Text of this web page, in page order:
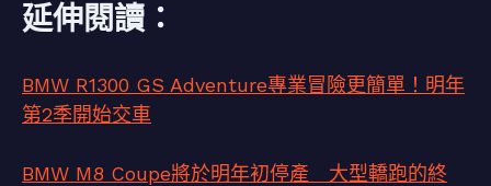
延伸閱讀：
BMW R1300 GS Adventure專業冒險更簡單！明年
第2季開始交車
BMW M8 Coupe將於明年初停產 大型轎跑的終